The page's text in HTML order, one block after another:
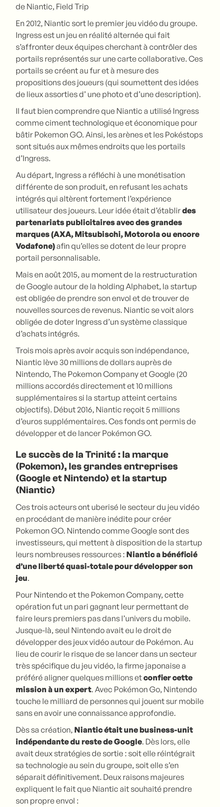
de Niantic, Field Trip
En 2012, Niantic sort le premier jeu vidéo du groupe.
Ingress est un jeu en réalité alternée qui fait
s’affronter deux équipes cherchant à contrôler des
portails représentés sur une carte collaborative. Ces
portails se créent au fur et à mesure des
propositions des joueurs (qui soumettent des idées
de lieux assorties d’ une photo et d’une description).
Il faut bien comprendre que Niantic a utilisé Ingress
comme ciment technologique et économique pour
bâtir Pokemon GO. Ainsi, les arènes et les Pokéstops
sont situés aux mêmes endroits que les portails
d’Ingress.
Au départ, Ingress a réfléchi à une monétisation
différente de son produit, en refusant les achats
intégrés qui altèrent fortement l’expérience
utilisateur des joueurs. Leur idée était d’établirdes
partenariats publicitaires avec des grandes
marques (AXA, Mitsubischi, Motorola ou encore
Vodafone)afin qu’elles se dotent de leur propre
portail personnalisable.
Mais en août 2015, au moment de la restructuration
de Google autour de la holding Alphabet, la startup
est obligée de prendre son envol et de trouver de
nouvelles sources de revenus. Niantic se voit alors
obligée de doter Ingress d’un système classique
d’achats intégrés.
Trois mois après avoir acquis son indépendance,
Niantic lève 30 millions de dollars auprès de
Nintendo, The Pokemon Company et Google (20
millions accordés directement et 10 millions
supplémentaires si la startup atteint certains
objectifs). Début 2016, Niantic reçoit 5 millions
d’euros supplémentaires. Ces fonds ont permis de
développer et de lancer Pokémon GO.
Le succès de la Trinité : la marque
(Pokemon), les grandes entreprises
(Google et Nintendo) et la startup
(Niantic)
Ces trois acteurs ont uberisé le secteur du jeu vidéo
en procédant de manière inédite pour créer
Pokemon GO. Nintendo comme Google sont des
investisseurs, qui mettent à disposition de la startup
leurs nombreuses ressources : Niantic a bénéficié
d’une liberté quasi-totale pour développer son
jeu.
Pour Nintendo et the Pokemon Company, cette
opération fut un pari gagnant leur permettant de
faire leurs premiers pas dans l’univers du mobile.
Jusque-là, seul Nintendo avait eu le droit de
développer des jeux vidéo autour de Pokémon. Au
lieu de courir le risque de se lancer dans un secteur
très spécifique du jeu vidéo, la firme japonaise a
préféré aligner quelques millions etconfier cette
mission à un expert. Avec Pokémon Go, Nintendo
touche le milliard de personnes qui jouent sur mobile
sans en avoir une connaissance approfondie.
Dès sa création, Niantic était une business-unit
indépendante du reste de Google. Dès lors, elle
avait deux stratégies de sortie : soit elle réintégrait
sa technologie au sein du groupe, soit elle s’en
séparait définitivement. Deux raisons majeures
expliquent le fait que Niantic ait souhaité prendre
son propre envol :